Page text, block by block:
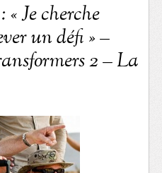
Je cherche
un défi » –
2 – La